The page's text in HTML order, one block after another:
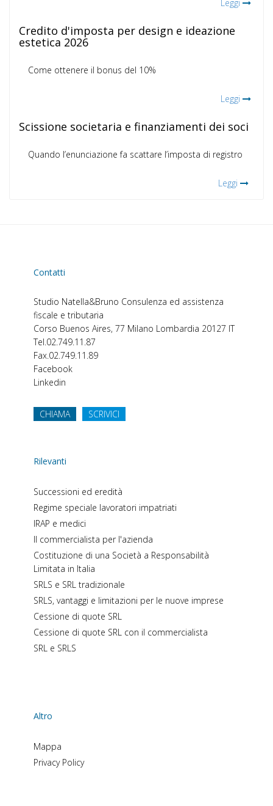
Leggi
Credito d'imposta per design e ideazione
estetica 2026
Come ottenere il bonus del 10%
Leggi
Scissione societaria e finanziamenti dei soci
Quando l’enunciazione fa scattare l’imposta di registro
Leggi
Contatti
Studio Natella&Bruno Consulenza ed assistenza
fiscale e tributaria
Corso Buenos Aires, 77 Milano Lombardia 20127 IT
Tel.02.749.11.87
Fax.02.749.11.89
Facebook
Linkedin
CHIAMA SCRIVICI
Rilevanti
Successioni ed eredità
Regime speciale lavoratori impatriati
IRAP e medici
Il commercialista per l'azienda
Costituzione di una Società a Responsabilità
Limitata in Italia
SRLS e SRL tradizionale
SRLS, vantaggi e limitazioni per le nuove imprese
Cessione di quote SRL
Cessione di quote SRL con il commercialista
SRL e SRLS
Altro
Mappa
Privacy Policy